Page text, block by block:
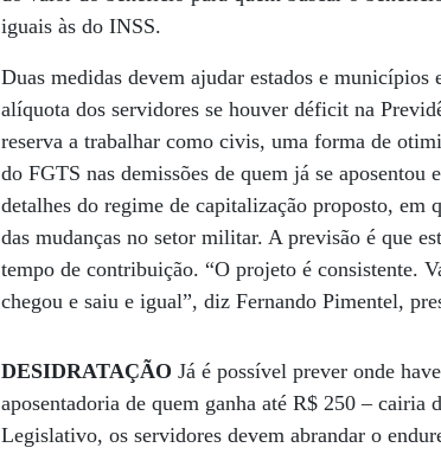
iguais às do INSS.
Duas medidas devem ajudar estados e
alíquota dos servidores se houver déficit na
reserva a trabalhar como civis, uma forma de
do FGTS nas demissões de quem já se
detalhes do regime de capitalização proposto, em
das mudanças no setor militar. A previsão é que
tempo de contribuição. “O projeto é consistente.
chegou e saiu e igual”, diz Fernando Pimentel,
DESIDRATAÇÃO Já é possível prever onde
aposentadoria de quem ganha até R$ 250 –
Legislativo, os servidores devem abrandar o